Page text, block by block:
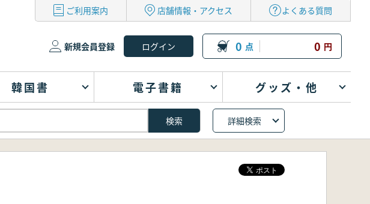
ご利用案内 店舗情報・アクセス よくある質問
新規会員登録 0 点 0 円
韓国書 電子書籍 グッズ・他
詳細検索